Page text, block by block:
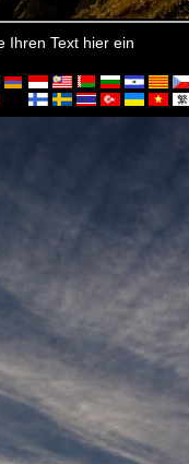
Ihren Text hier ein